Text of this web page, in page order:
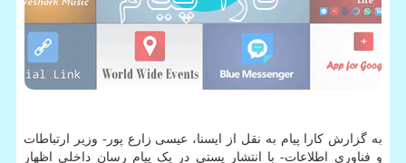
به گزارش کارا پیام به نقل از ایسنا، عیسی زارع پور- وزیر ارتباطات
و فناوری اطلاعات- با انتشار پستی در یک پیام رسان داخلی اظهار